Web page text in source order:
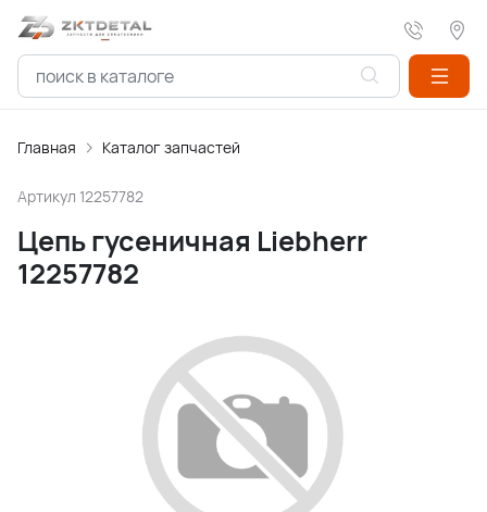
Главная Каталог запчастей
Артикул 12257782
Цепь гусеничная Liebherr
12257782